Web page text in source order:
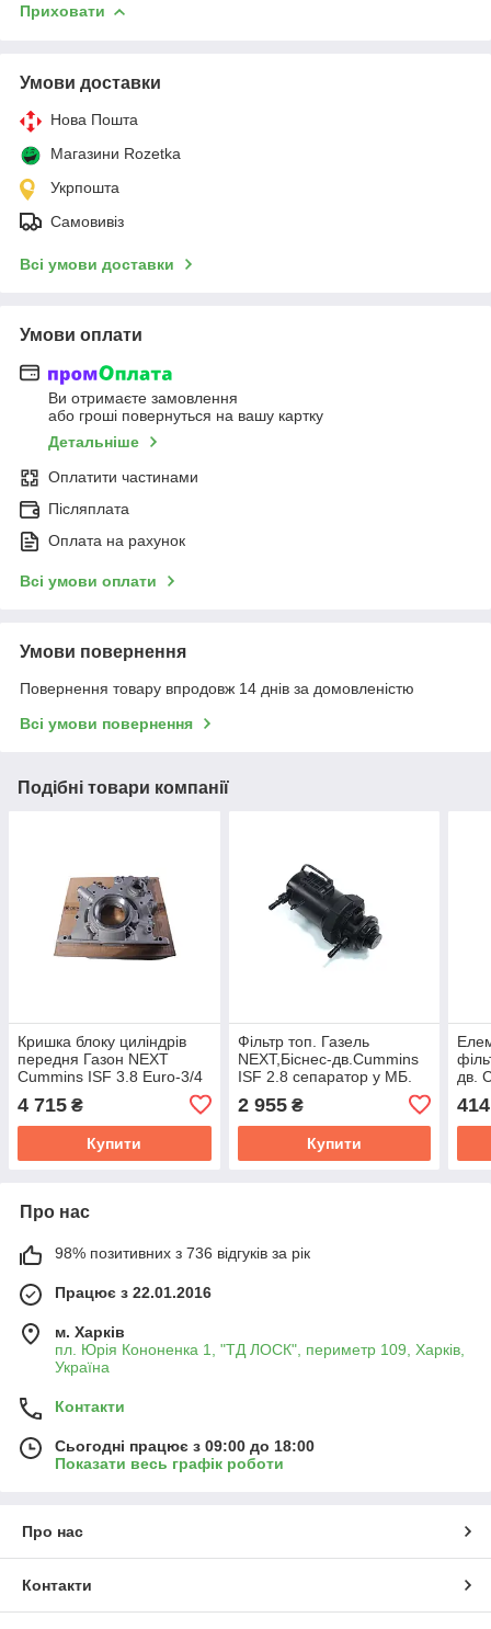
Приховати
Умови доставки
Нова Пошта
Магазини Rozetka
Укрпошта
Самовивіз
Всі умови доставки
Умови оплати
Ви отримаєте замовлення
або гроші повернуться на вашу картку
Детальніше
Оплатити частинами
Післяплата
Оплата на рахунок
Всі умови оплати
Умови повернення
Повернення товару впродовж 14 днів за домовленістю
Всі умови повернення
Подібні товари компанії
Кришка блоку циліндрів
передня Газон NEXT
Cummins ISF 3.8 Euro-3/4
Investmen 5525373
4 715 ₴
Купити
Фільтр топ. Газель
NEXT,Біснес-дв.Cummins
ISF 2.8 сепаратор у МБ.
2 955₴
Купити
дв.
414
Про нас
98% позитивних з 736 відгуків за рік
Працює з 22.01.2016
м. Харків
пл. Юрія Кононенка 1, "ТД ЛОСК", периметр 109, Харків,
Україна
Контакти
Сьогодні працює з 09:00 до 18:00
Показати весь графік роботи
Про нас
Контакти